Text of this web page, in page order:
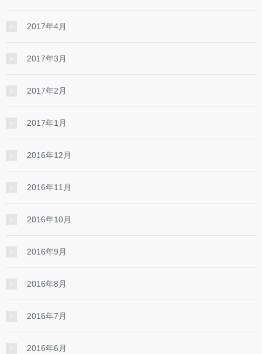
2017年4月
2017年3月
2017年2月
2017年1月
2016年12月
2016年11月
2016年10月
2016年9月
2016年8月
2016年7月
2016年6月